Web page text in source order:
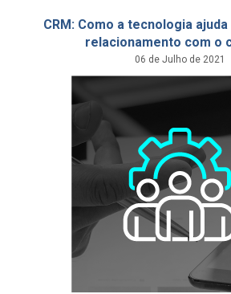
CRM: Como a tecnologia
relacionamento com o
06 de Julho de 2021